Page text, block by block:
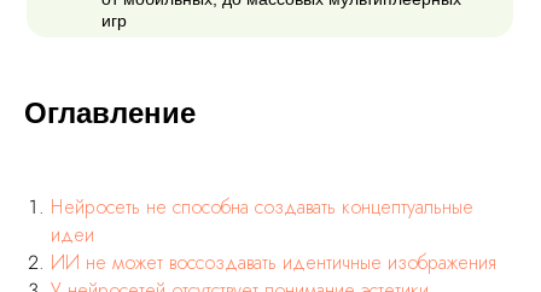
Оглавление
Нейросеть не способна создавать концептуальные
идеи
ИИ не может воссоздавать идентичные изображения